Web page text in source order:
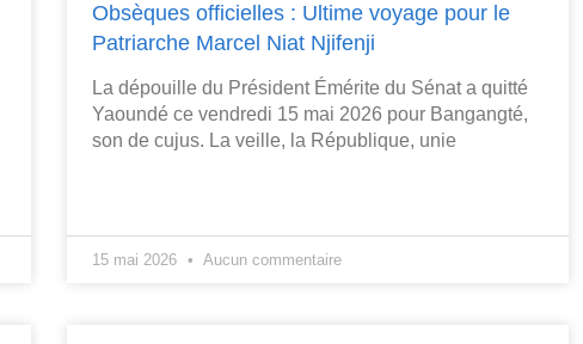
Obsèques officielles : Ultime voyage pour le
Patriarche Marcel Niat Njifenji
La dépouille du Président Émérite du Sénat a quitté
Yaoundé ce vendredi 15 mai 2026 pour Bangangté,
son de cujus. La veille, la République, unie
15 mai 2026 Aucun commentaire